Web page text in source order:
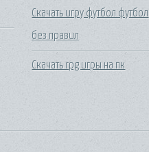
Скачать игру футбол футбол
без правил
Скачать rpg игры на пк